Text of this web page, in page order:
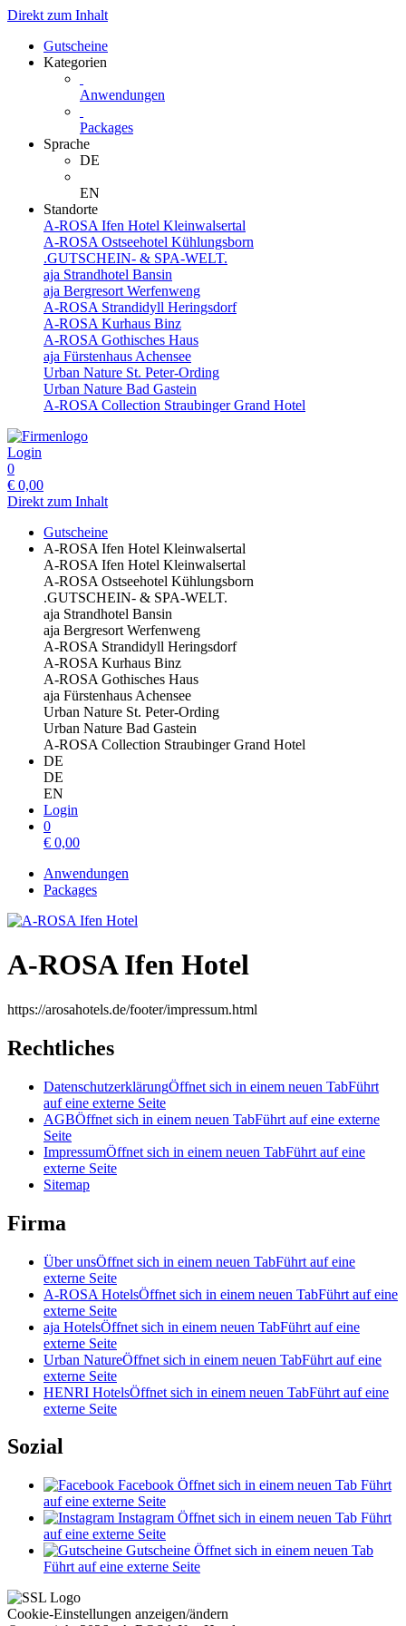
Direkt zum Inhalt
Gutscheine
Kategorien
Anwendungen
Packages
Sprache
DE
EN
Standorte
A-ROSA Ifen Hotel Kleinwalsertal
A-ROSA Ostseehotel Kühlungsborn
.GUTSCHEIN- & SPA-WELT.
aja Strandhotel Bansin
aja Bergresort Werfenweng
A-ROSA Strandidyll Heringsdorf
A-ROSA Kurhaus Binz
A-ROSA Gothisches Haus
aja Fürstenhaus Achensee
Urban Nature St. Peter-Ording
Urban Nature Bad Gastein
A-ROSA Collection Straubinger Grand Hotel
Login
0
€ 0,00
Direkt zum Inhalt
Gutscheine
A-ROSA Ifen Hotel Kleinwalsertal
A-ROSA Ifen Hotel Kleinwalsertal
A-ROSA Ostseehotel Kühlungsborn
.GUTSCHEIN- & SPA-WELT.
aja Strandhotel Bansin
aja Bergresort Werfenweng
A-ROSA Strandidyll Heringsdorf
A-ROSA Kurhaus Binz
A-ROSA Gothisches Haus
aja Fürstenhaus Achensee
Urban Nature St. Peter-Ording
Urban Nature Bad Gastein
A-ROSA Collection Straubinger Grand Hotel
DE
DE
EN
Login
0
€ 0,00
Anwendungen
Packages
A-ROSA Ifen Hotel
https://arosahotels.de/footer/impressum.html
Rechtliches
DatenschutzerklärungÖffnet sich in einem neuen TabFührt
auf eine externe Seite
AGBÖffnet sich in einem neuen TabFührt auf eine externe
Seite
ImpressumÖffnet sich in einem neuen TabFührt auf eine
externe Seite
Sitemap
Firma
Über unsÖffnet sich in einem neuen TabFührt auf eine
externe Seite
A-ROSA HotelsÖffnet sich in einem neuen TabFührt auf eine
externe Seite
aja HotelsÖffnet sich in einem neuen TabFührt auf eine
externe Seite
Urban NatureÖffnet sich in einem neuen TabFührt auf eine
externe Seite
HENRI HotelsÖffnet sich in einem neuen TabFührt auf eine
externe Seite
Sozial
Facebook Öffnet sich in einem neuen Tab Führt
auf eine externe Seite
Instagram Öffnet sich in einem neuen Tab Führt
auf eine externe Seite
Gutscheine Öffnet sich in einem neuen Tab
Führt auf eine externe Seite
Cookie-Einstellungen anzeigen/ändern